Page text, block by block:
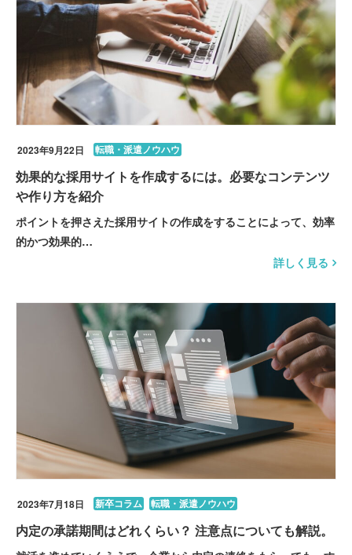
2023年9月22日 転職・派遣ノウハウ
効果的な採用サイトを作成するには。必要なコンテンツ
や作り方を紹介
ポイントを押さえた採用サイトの作成をすることによって、効率
的かつ効果的…
詳しく見る
2023年7月18日 新卒コラム 転職・派遣ノウハウ
内定の承諾期間はどれくらい？ 注意点についても解説。